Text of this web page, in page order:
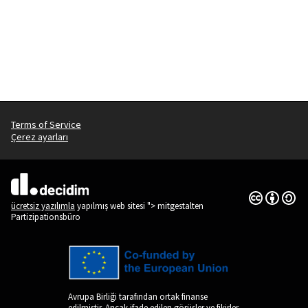
Terms of Service
Çerez ayarları
(Dış bağlantı)
ücretsiz yazılımla yapılmış web sitesi "> mitgestalten
Partizipationsbüro
Creative
(Dış
Avrupa Birliği tarafından ortak finanse